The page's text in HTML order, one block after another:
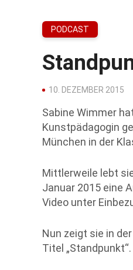
PODCAST
10. DEZEMBER 2015
Sabine Wimmer
Kunstpädagogin
München in der
Mittlerweile lebt
Januar 2015 eine
Video unter
Nun zeigt sie in
Titel „Standpunkt“.